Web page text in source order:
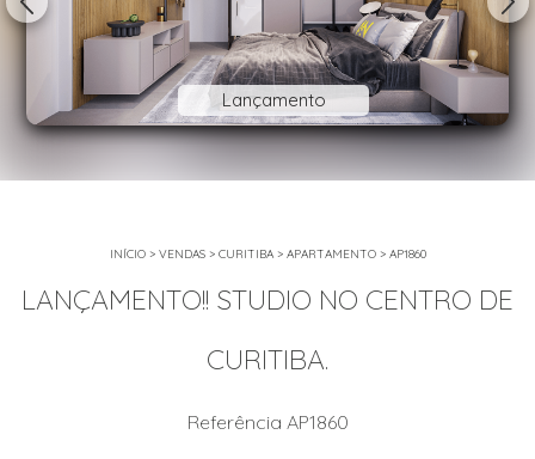
Lançamento
INÍCIO> VENDAS> CURITIBA> APARTAMENTO> AP1860
LANÇAMENTO!! STUDIO NO CENTRO DE
CURITIBA.
Referência AP1860